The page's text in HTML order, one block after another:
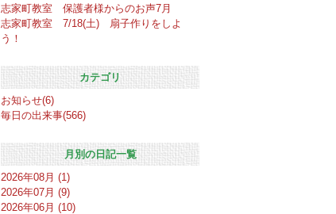
志家町教室 保護者様からのお声7月
志家町教室 7/18(土) 扇子作りをしよ
う！
カテゴリ
お知らせ(6)
毎日の出来事(566)
月別の日記一覧
2026年08月 (1)
2026年07月 (9)
2026年06月 (10)